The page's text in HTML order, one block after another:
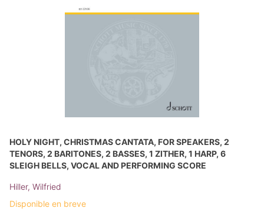
HOLY NIGHT, CHRISTMAS CANTATA, FOR SPEAKERS, 2
TENORS, 2 BARITONES, 2 BASSES, 1 ZITHER, 1 HARP, 6
SLEIGH BELLS, VOCAL AND PERFORMING SCORE
Hiller, Wilfried
Disponible en breve